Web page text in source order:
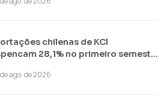
chilenas de KCl
28,1% no primeiro semestre
ago. de 2026